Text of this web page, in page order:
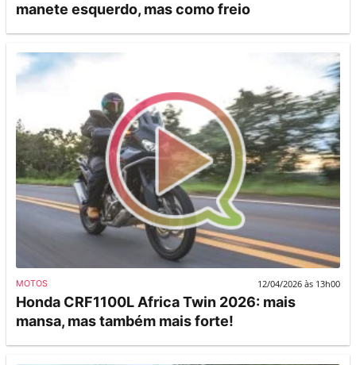
manete esquerdo, mas como freio
MOTOS 12/04/2026 às 13h00
Honda CRF1100L Africa Twin 2026: mais
mansa, mas também mais forte!